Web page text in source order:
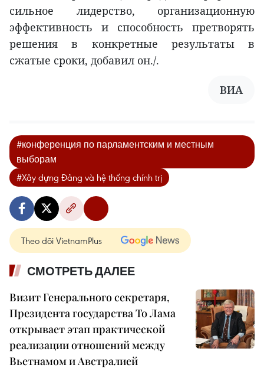
сильное лидерство, организационную
эффективность и способность претворять
решения в конкретные результаты в
сжатые сроки, добавил он./.
ВИА
#конференция по парламентским и местным
выборам
#Xây dựng Đảng và hệ thống chính trị
Theo dõi VietnamPlus
СМОТРЕТЬ ДАЛЕЕ
Визит Генерального секретаря,
Президента государства То Лама
открывает этап практической
реализации отношений между
Вьетнамом и Австралией